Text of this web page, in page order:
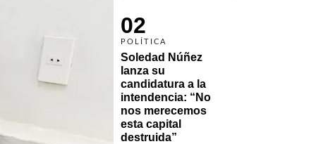
02
POLÍTICA
Soledad Núñez
lanza su
candidatura a la
intendencia: “No
nos merecemos
esta capital
destruida”